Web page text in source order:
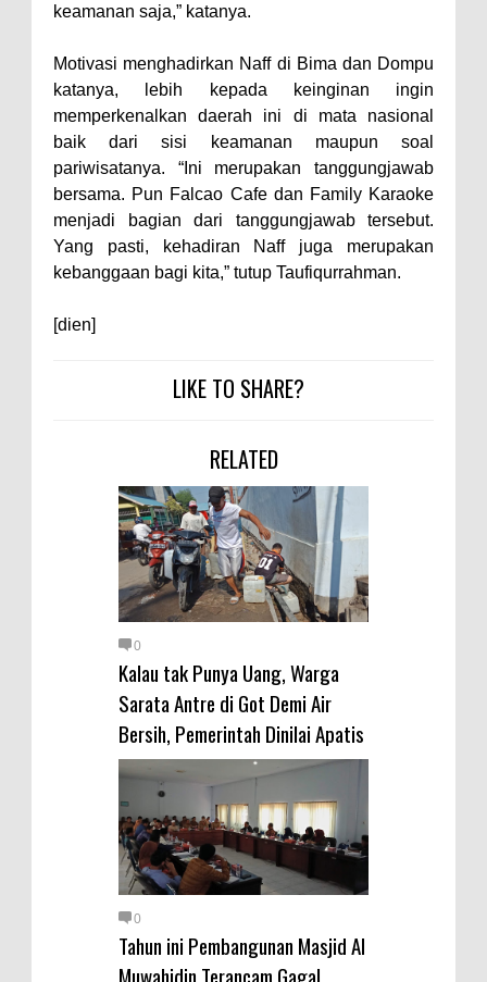
Warga Dena Hadapi Krisis Air
Polsek Bolo Bongkar Peredaran
Sabu di Tambe, 2 Pria
Diamankan Bersama 23 Poket
Sabu Siap Edar
SIGAPUAN dan Ikhtiar Kota Bima
Menjemput Korban Kekerasan
keamanan saja,” katanya.
Motivasi menghadirkan Naff di Bima dan Dompu
katanya, lebih kepada keinginan ingin
memperkenalkan daerah ini di mata nasional
baik dari sisi keamanan maupun soal
pariwisatanya. “Ini merupakan tanggungjawab
bersama. Pun Falcao Cafe dan Family Karaoke
menjadi bagian dari tanggungjawab tersebut.
Yang pasti, kehadiran Naff juga merupakan
kebanggaan bagi kita,” tutup Taufiqurrahman.
[dien]
LIKE TO SHARE?
RELATED
0
Kalau tak Punya Uang, Warga
Sarata Antre di Got Demi Air
Bersih, Pemerintah Dinilai Apatis
0
Tahun ini Pembangunan Masjid Al
Muwahidin Terancam Gagal